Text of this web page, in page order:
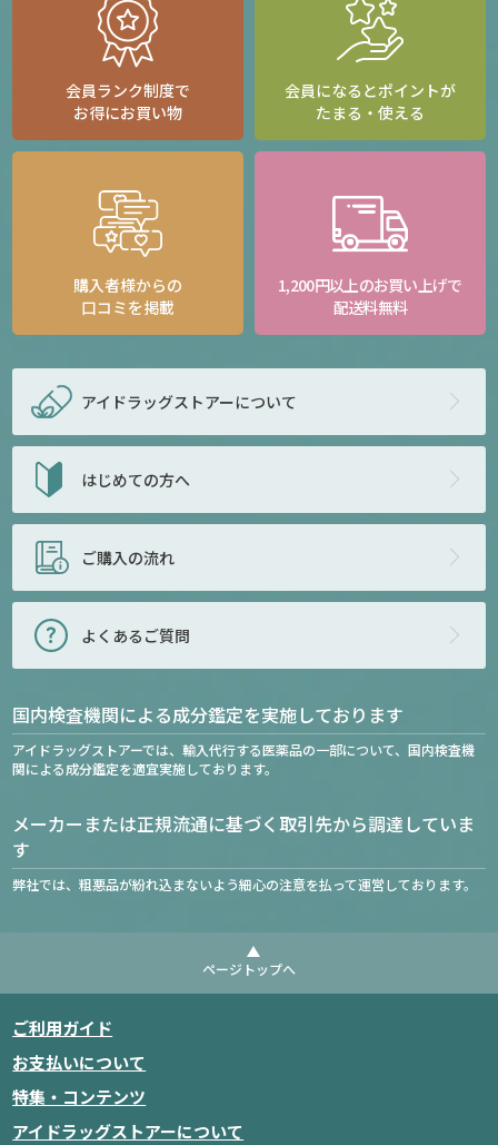
会員ランク制度で
お得にお買い物
会員になるとポイントが
たまる・使える
購入者様からの
口コミを掲載
1,200円以上のお買い上げで
配送料無料
アイドラッグストアーについて
はじめての方へ
ご購入の流れ
よくあるご質問
国内検査機関による成分鑑定を実施しております
アイドラッグストアーでは、輸入代行する医薬品の一部について、国内検査機
関による成分鑑定を適宜実施しております。
メーカーまたは正規流通に基づく取引先から調達していま
す
弊社では、粗悪品が紛れ込まないよう細心の注意を払って運営しております。
ページトップへ
ご利用ガイド
お支払いについて
特集・コンテンツ
アイドラッグストアーについて